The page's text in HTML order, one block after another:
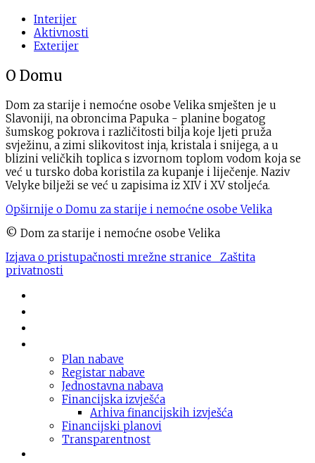
Interijer
Aktivnosti
Exterijer
O Domu
Dom za starije i nemoćne osobe Velika smješten je u
Slavoniji, na obroncima Papuka - planine bogatog
šumskog pokrova i različitosti bilja koje ljeti pruža
svježinu, a zimi slikovitost inja, kristala i snijega, a u
blizini veličkih toplica s izvornom toplom vodom koja se
već u tursko doba koristila za kupanje i liječenje. Naziv
Velyke bilježi se već u zapisima iz XIV i XV stoljeća.
Opširnije o Domu za starije i nemoćne osobe Velika
© Dom za starije i nemoćne osobe Velika
Izjava o pristupačnosti mrežne stranice Zaštita
privatnosti
Plan nabave
Registar nabave
Jednostavna nabava
Financijska izvješća
Arhiva financijskih izvješća
Financijski planovi
Transparentnost